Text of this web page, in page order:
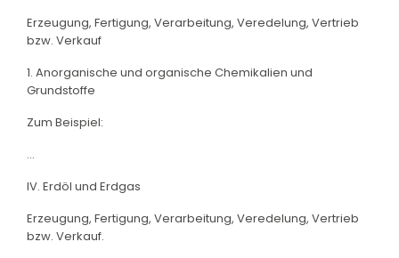
Erzeugung, Fertigung, Verarbeitung, Veredelung, Vertrieb
bzw. Verkauf
1. Anorganische und organische Chemikalien und
Grundstoffe
Zum Beispiel:
...
IV. Erdöl und Erdgas
Erzeugung, Fertigung, Verarbeitung, Veredelung, Vertrieb
bzw. Verkauf.